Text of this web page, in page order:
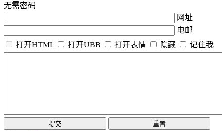
无需密码
网址
电邮
打开HTML
打开UBB 打开表情 隐藏 记住我